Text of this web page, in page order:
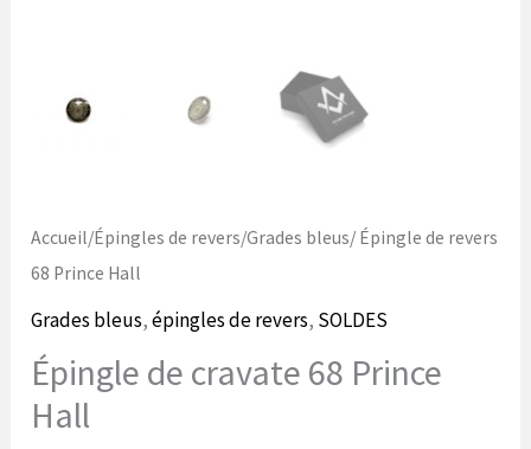
Accueil/Épingles de revers/Grades bleus/ Épingle de revers
68 Prince Hall
Grades bleus,épingles de revers, SOLDES
Épingle de cravate 68 Prince
Hall